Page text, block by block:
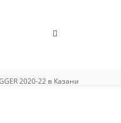
2020-22 в Казани